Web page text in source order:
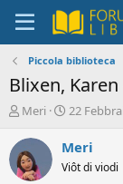
Piccola biblioteca
Blixen,
C
e
a
t
Meri
D
t
a
d
22
Meri
Viôt di viodi